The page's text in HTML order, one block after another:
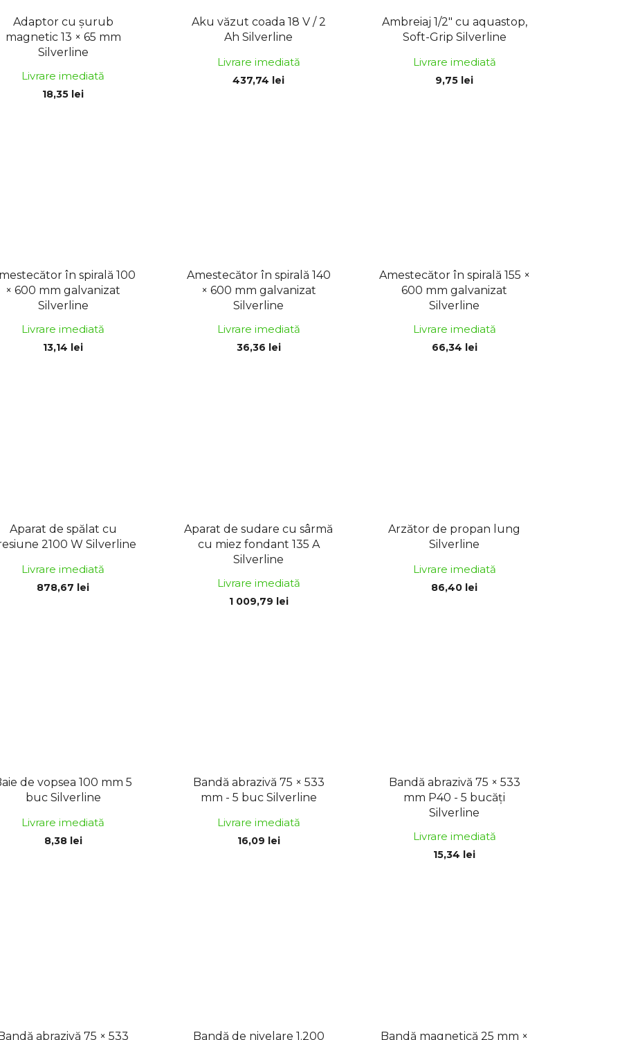
Adaptor cu șurub
magnetic 13 × 65 mm
Silverline
Livrare imediată
18,35 lei
Aku văzut coada 18 V / 2
Ah Silverline
Livrare imediată
437,74 lei
Ambreiaj 1/2" cu aquastop,
Soft-Grip Silverline
Livrare imediată
9,75 lei
în spirală 100
× 600 mm galvanizat
Silverline
Livrare imediată
13,14 lei
Amestecător în spirală 140
× 600 mm galvanizat
Silverline
Livrare imediată
36,36 lei
Amestecător în spirală 155 ×
600 mm galvanizat
Silverline
Livrare imediată
66,34 lei
Aparat de spălat cu
2100 W Silverline
Livrare imediată
878,67 lei
Aparat de sudare cu sârmă
cu miez fondant 135 A
Silverline
Livrare imediată
1 009,79 lei
Arzător de propan lung
Silverline
Livrare imediată
86,40 lei
de vopsea 100 mm 5
buc Silverline
Livrare imediată
8,38 lei
Bandă abrazivă 75 × 533
mm - 5 buc Silverline
Livrare imediată
16,09 lei
Bandă abrazivă 75 × 533
mm P40 - 5 bucăți
Silverline
Livrare imediată
15,34 lei
abrazivă 75 × 533 Bandă de nivelare 1.200 Bandă magnetică 25 mm ×